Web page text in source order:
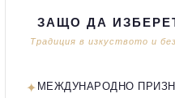
ЗАЩО ДА
Традиция в изкуството и
✦ МЕЖДУНАРОДНО